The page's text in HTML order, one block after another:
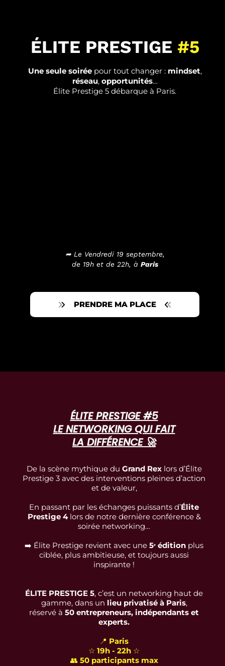
ÉLITE PRESTIGE #5
Une seule soiréepour tout changer : mindset,
réseau, opportunités…
Élite Prestige 5 débarque à Paris.
➦ Le Vendredi 19 septembre,
de 19h et de 22h, à Paris
PRENDRE MA PLACE
ÉLITE PRESTIGE #5
LE NETWORKING QUI FAIT
LA DIFFÉRENCE 🚀
De la scène mythique du Grand Rexlors d’Élite
Prestige 3 avec des interventions pleines d’action
et de valeur,
En passant par les échanges puissants d’Élite
Prestige 4 lors de notre dernière conférence &
soirée networking…
➡️ Élite Prestige revient avec une 5ᵉ édition plus
ciblée, plus ambitieuse, et toujours aussi
inspirante !
ÉLITE PRESTIGE 5, c’est un networking haut de
gamme, dans un lieu privatisé à Paris,
réservé à 50 entrepreneurs, indépendants et
experts.
📍 Paris
☆ 19h - 22h ☆
👥 50 participants max